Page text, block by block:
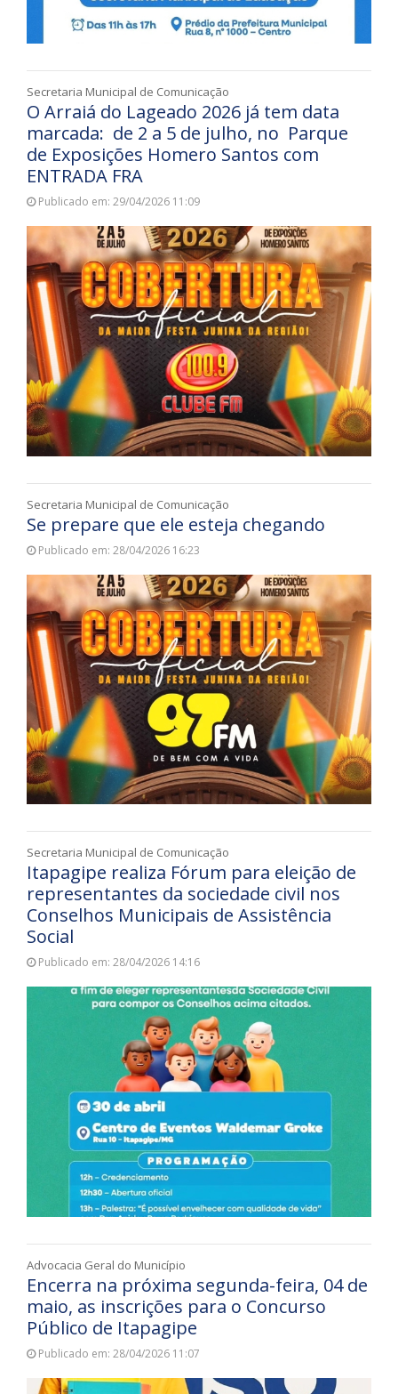
Secretaria Municipal de Comunicação
O Arraiá do Lageado 2026 já tem data
marcada: de 2 a 5 de julho, no Parque
de Exposições Homero Santos com
ENTRADA FRA
Publicado em: 29/04/2026 11:09
Secretaria Municipal de Comunicação
Se prepare que ele esteja chegando
Publicado em: 28/04/2026 16:23
Secretaria Municipal de Comunicação
Itapagipe realiza Fórum para eleição de
representantes da sociedade civil nos
Conselhos Municipais de Assistência
Social
Publicado em: 28/04/2026 14:16
Advocacia Geral do Município
Encerra na próxima segunda-feira, 04 de
maio, as inscrições para o Concurso
Público de Itapagipe
Publicado em: 28/04/2026 11:07